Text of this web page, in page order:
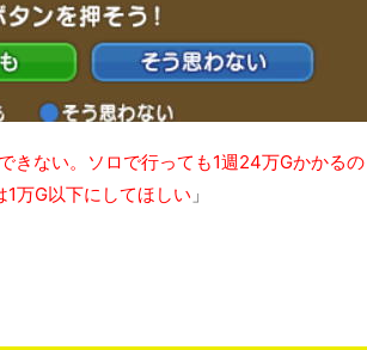
きない。ソロで行っても1週24万Gかかるの
万G以下にしてほしい 」